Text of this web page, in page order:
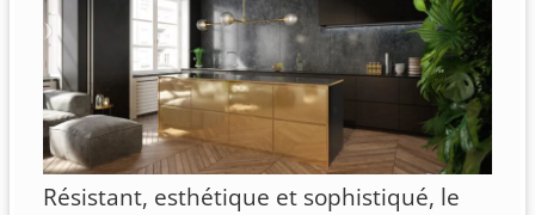
Résistant, esthétique et sophistiqué, le